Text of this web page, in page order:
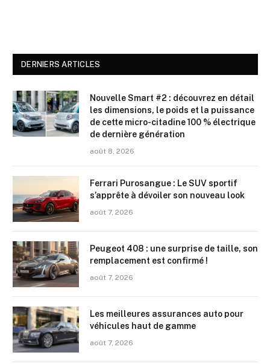
DERNIERS ARTICLES
Nouvelle Smart #2 : découvrez en détail
les dimensions, le poids et la puissance
de cette micro-citadine 100 % électrique
de dernière génération
août 8, 2026
Ferrari Purosangue : Le SUV sportif
s’apprête à dévoiler son nouveau look
août 7, 2026
Peugeot 408 : une surprise de taille, son
remplacement est confirmé !
août 7, 2026
Les meilleures assurances auto pour
véhicules haut de gamme
août 7, 2026